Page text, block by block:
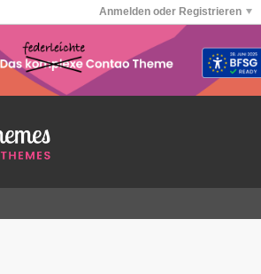
Anmelden oder Registrieren